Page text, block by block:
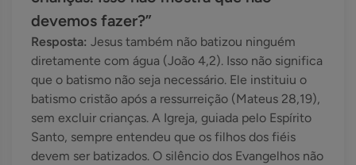
devemos fazer?”
Resposta: Jesus também não batizou ninguém
diretamente com água (João 4,2). Isso não significa
que o batismo não seja necessário. Ele instituiu o
batismo cristão após a ressurreição (Mateus 28,19),
sem excluir crianças. A Igreja, guiada pelo Espírito
Santo, sempre entendeu que os filhos dos fiéis
devem ser batizados. O silêncio dos Evangelhos não